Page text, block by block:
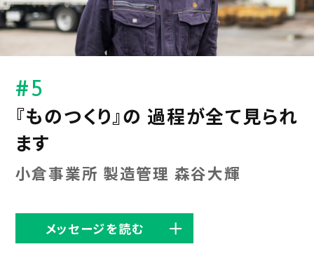
#5
『ものつくり』の 過程が全て見られ
ます
小倉事業所 製造管理 森谷大輝
メッセージを読む